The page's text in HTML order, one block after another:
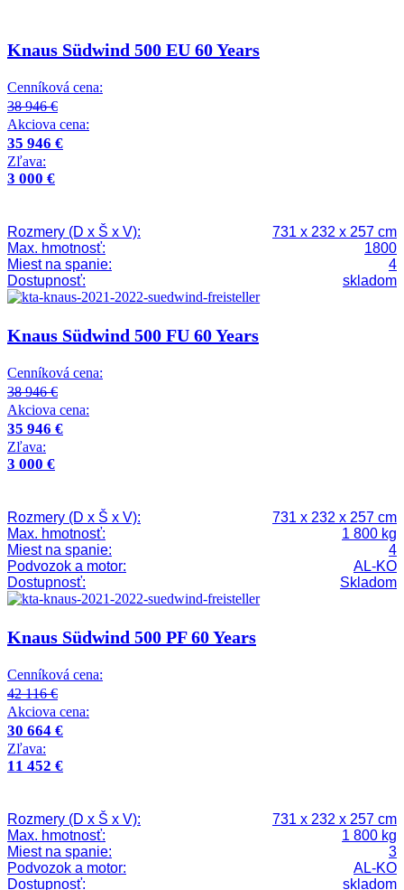
Knaus Südwind 500 EU 60 Years
Cenníková cena:
38 946 €
Akciova cena:
35 946 €
Zľava:
3 000 €
Rozmery (D x Š x V):
731 x 232 x 257 cm
Max. hmotnosť:
1800
Miest na spanie:
4
Dostupnosť:
skladom
Knaus Südwind 500 FU 60 Years
Cenníková cena:
38 946 €
Akciova cena:
35 946 €
Zľava:
3 000 €
Rozmery (D x Š x V):
731 x 232 x 257 cm
Max. hmotnosť:
1 800 kg
Miest na spanie:
4
Podvozok a motor:
AL-KO
Dostupnosť:
Skladom
Knaus Südwind 500 PF 60 Years
Cenníková cena:
42 116 €
Akciova cena:
30 664 €
Zľava:
11 452 €
Rozmery (D x Š x V):
731 x 232 x 257 cm
Max. hmotnosť:
1 800 kg
Miest na spanie:
3
Podvozok a motor:
AL-KO
Dostupnosť:
skladom